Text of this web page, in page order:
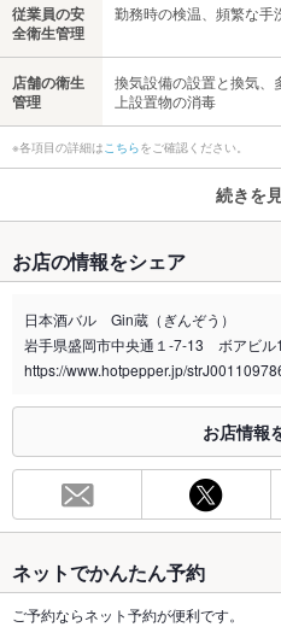
従業員の安
全衛生管理
勤務時の検温、頻繁な手
店舗の衛生
管理
換気設備の設置と換気、
上設置物の消毒
※各項目の詳細は こちらをご確認ください。
続きを
禁煙・喫煙
全席禁煙
喫煙専用室 なし
合わせください。
お席
100席(様々なシーンに
容人数
個室 あり ：周りを気にせずお
お店の情報をシェア
日本酒バル Gin蔵（ぎんぞう）
岩手県盛岡市中央通１-7-13 ボアビル
https://www.hotpepper.jp/
お店情報
ネットでかんたん予約
ご予約ならネット予約が便利です。